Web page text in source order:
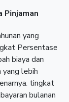
Pinjaman
yang
Persentase
biaya dan
yang lebih
tingkat
bulanan